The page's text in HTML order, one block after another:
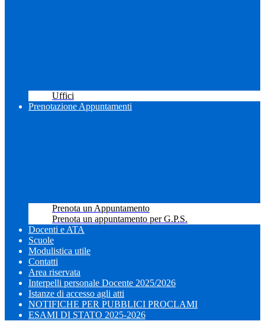
Uffici
Prenotazione Appuntamenti
Prenota un Appuntamento
Prenota un appuntamento per G.P.S.
Docenti e ATA
Scuole
Modulistica utile
Contatti
Area riservata
Interpelli personale Docente 2025/2026
Istanze di accesso agli atti
NOTIFICHE PER PUBBLICI PROCLAMI
ESAMI DI STATO 2025-2026